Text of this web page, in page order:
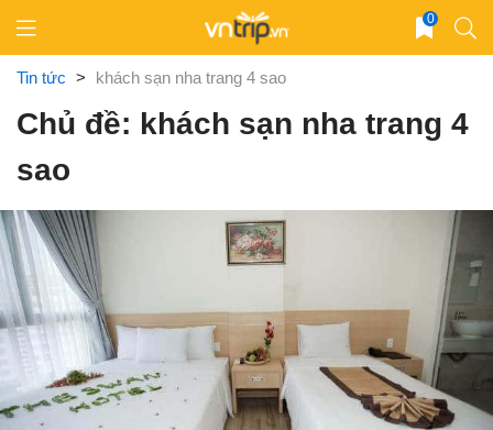
content
0
Tin tức > khách sạn nha trang 4 sao
Chủ đề: khách sạn nha trang 4
sao